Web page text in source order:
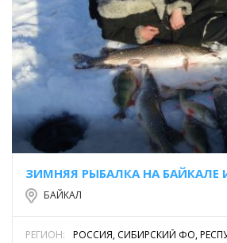
БАЙКАЛ
РЕГИОН: РОССИЯ, СИБИРСКИЙ ФО,